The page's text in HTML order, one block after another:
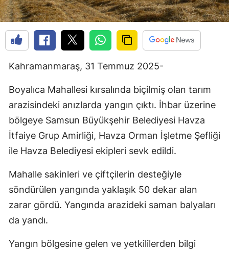
Kahramanmaraş, 31 Temmuz 2025-
Boyalıca Mahallesi kırsalında biçilmiş olan tarım
arazisindeki anızlarda yangın çıktı. İhbar üzerine
bölgeye Samsun Büyükşehir Belediyesi Havza
İtfaiye Grup Amirliği, Havza Orman İşletme Şefliği
ile Havza Belediyesi ekipleri sevk edildi.
Mahalle sakinleri ve çiftçilerin desteğiyle
söndürülen yangında yaklaşık 50 dekar alan
zarar gördü. Yangında arazideki saman balyaları
da yandı.
Yangın bölgesine gelen ve yetkililerden bilgi